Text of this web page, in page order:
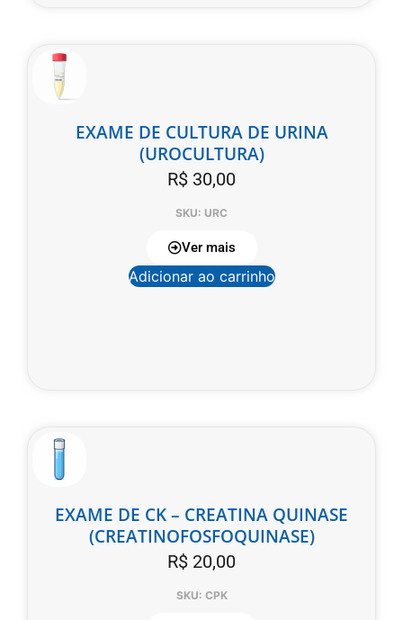
EXAME DE CULTURA DE URINA
(UROCULTURA)
R$ 30,00
SKU: URC
Ver mais
Adicionar ao carrinho
EXAME DE CK – CREATINA QUINASE
(CREATINOFOSFOQUINASE)
R$ 20,00
SKU: CPK